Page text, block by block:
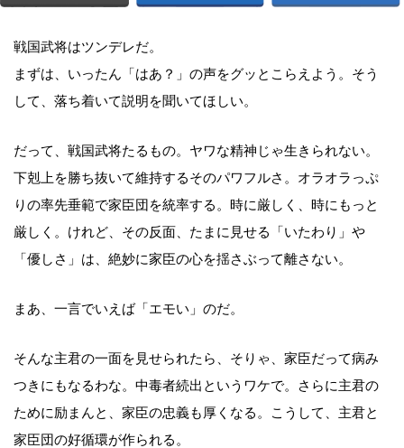
戦国武将はツンデレだ。
まずは、いったん「はあ？」の声をグッとこらえよう。そう
して、落ち着いて説明を聞いてほしい。
だって、戦国武将たるもの。ヤワな精神じゃ生きられない。
下剋上を勝ち抜いて維持するそのパワフルさ。オラオラっぷ
りの率先垂範で家臣団を統率する。時に厳しく、時にもっと
厳しく。けれど、その反面、たまに見せる「いたわり」や
「優しさ」は、絶妙に家臣の心を揺さぶって離さない。
まあ、一言でいえば「エモい」のだ。
そんな主君の一面を見せられたら、そりゃ、家臣だって病み
つきにもなるわな。中毒者続出というワケで。さらに主君の
ために励まんと、家臣の忠義も厚くなる。こうして、主君と
家臣団の好循環が作られる。